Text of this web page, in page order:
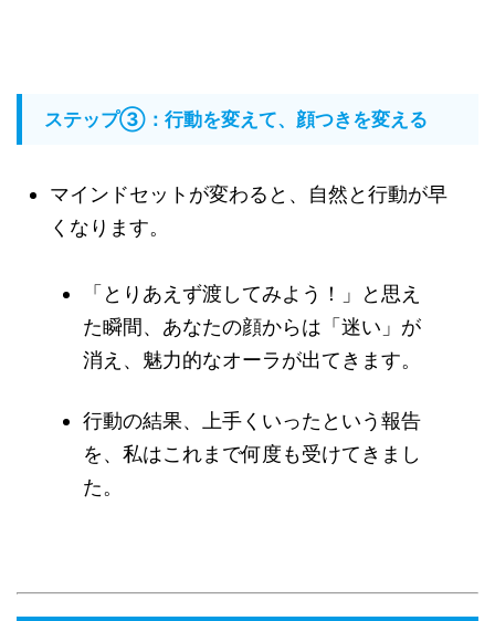
ステップ③：行動を変えて、顔つきを変える
マインドセットが変わると、自然と行動が早
くなります。
「とりあえず渡してみよう！」と思え
た瞬間、あなたの顔からは「迷い」が
消え、魅力的なオーラが出てきます。
行動の結果、上手くいったという報告
を、私はこれまで何度も受けてきまし
た。